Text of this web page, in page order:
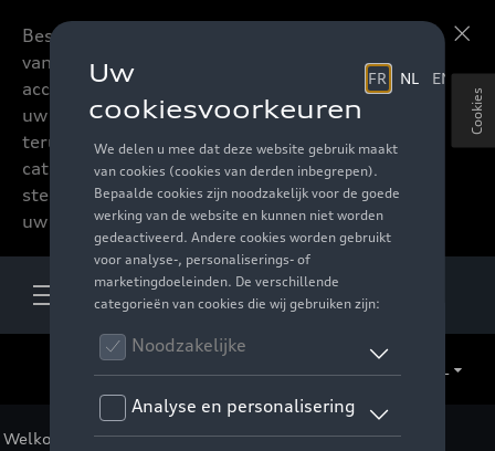
Beste accessoires-lovers,
vanaf nu kan u het hele
accessoire assortiment van
uw favoriete merk
terugvinden in de online
catalogus. Deze kunnen
steeds besteld worden via
uw verdeler.
Welkom Voor u >F1 Collectie >Kleding >Vrouwen
Cookies